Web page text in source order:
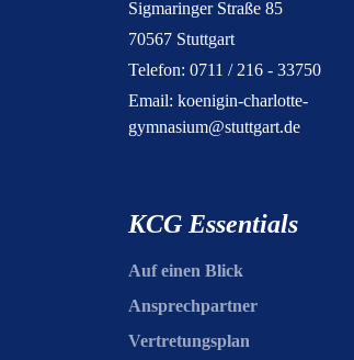
Sigmaringer Straße 85
70567 Stuttgart
Telefon: 0711 / 216 - 33750
Email: koenigin-charlotte-
gymnasium@stuttgart.de
KCG Essentials
Auf einen Blick
Ansprechpartner
Vertretungsplan